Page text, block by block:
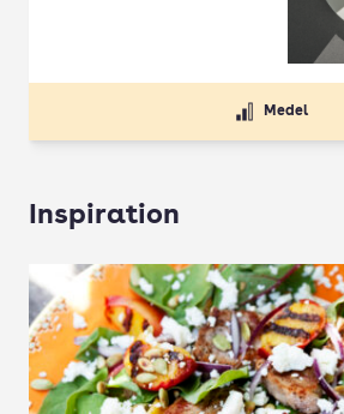
Medel
Inspiration